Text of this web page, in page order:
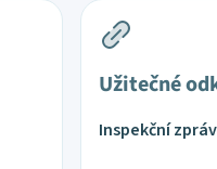
Užitečné
Inspekční